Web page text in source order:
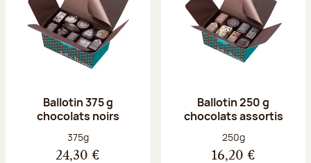
Ballotin 375 g
chocolats noirs
Poids net :
375g
24,30 €
Ballotin 250 g
chocolats assortis
Poids net :
250g
16,20 €